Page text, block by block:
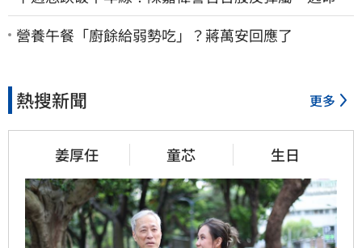
波」：空頭大屠殺剛開始
營養午餐「廚餘給弱勢吃」？蔣萬安回應了
熱搜新聞 更多
姜厚任 童芯 生日